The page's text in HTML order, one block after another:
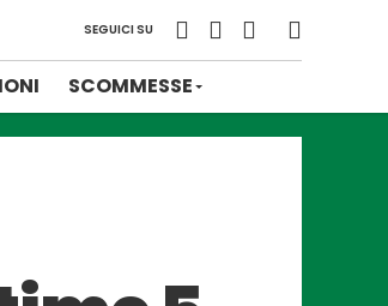
SEGUICI SU
SCOMMESSE